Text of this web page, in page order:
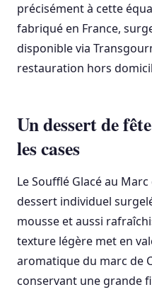
précisément à cette
fabriqué en France,
disponible via
restauration hors
Un dessert de
les cases
Le Soufflé Glacé au
dessert individuel
mousse et aussi
texture légère met en
aromatique du marc de
conservant une grande